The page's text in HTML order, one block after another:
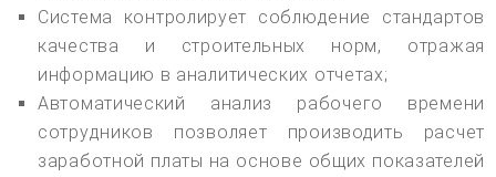
Система контролирует соблюдение стандартов
качества и строительных норм, отражая
информацию в аналитических отчетах;
Автоматический анализ рабочего времени
сотрудников позволяет производить расчет
заработной платы на основе общих показателей